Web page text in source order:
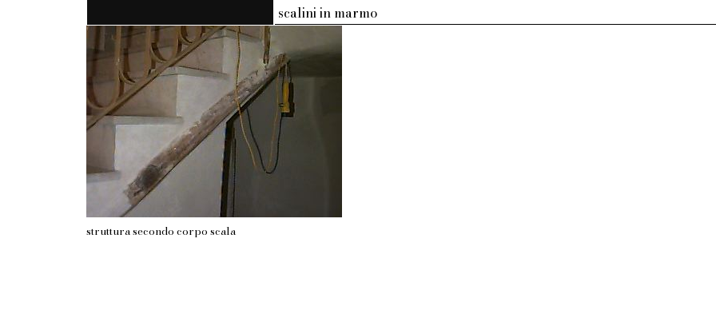
scalini in marmo
struttura secondo corpo scala